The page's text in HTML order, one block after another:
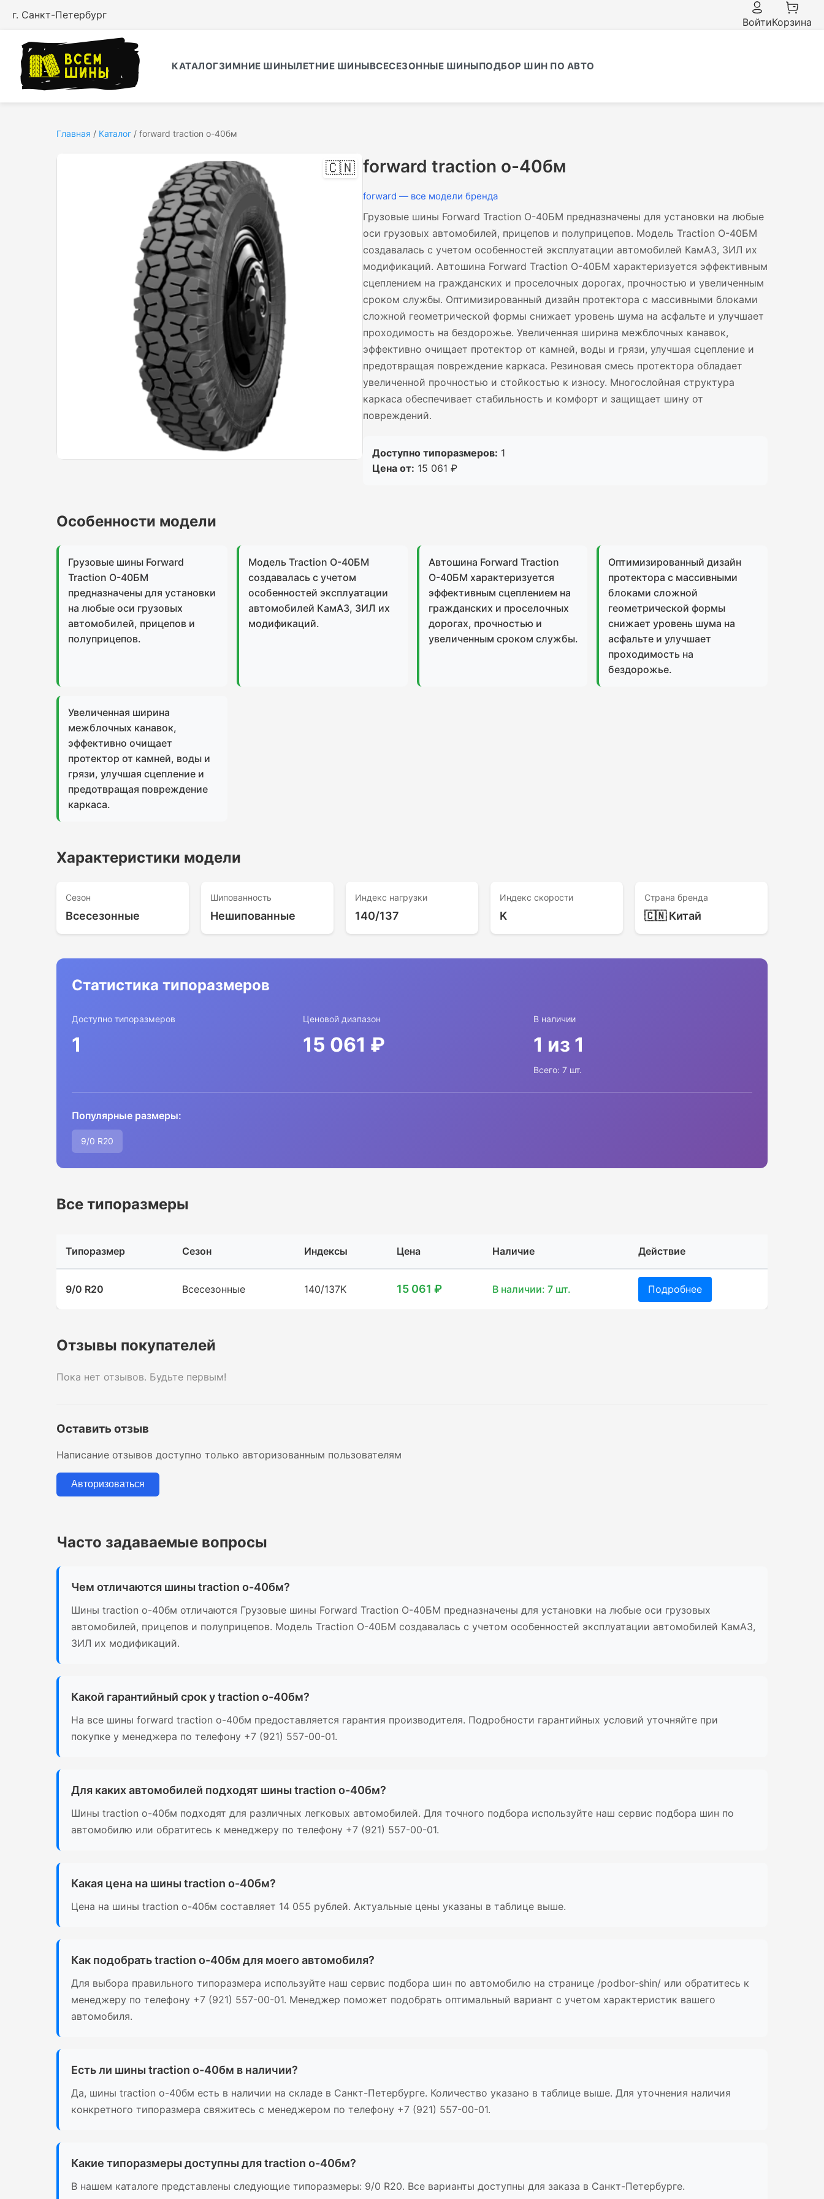
г. Санкт-Петербург
ВойтиКорзина
КАТАЛОГЗИМНИЕ ШИНЫЛЕТНИЕ ШИНЫВСЕСЕЗОННЫЕ ШИНЫПОДБОР ШИН ПО АВТО
Главная / Каталог / forward traction о-40бм
🇨🇳 forward traction о-40бм
forward — все модели бренда
Грузовые шины Forward Traction О-40БМ предназначены для установки на любые
оси грузовых автомобилей, прицепов и полуприцепов. Модель Traction О-40БМ
создавалась с учетом особенностей эксплуатации автомобилей КамАЗ, ЗИЛ их
модификаций. Автошина Forward Traction О-40БМ характеризуется эффективным
сцеплением на гражданских и проселочных дорогах, прочностью и увеличенным
сроком службы. Оптимизированный дизайн протектора с массивными блоками
сложной геометрической формы снижает уровень шума на асфальте и улучшает
проходимость на бездорожье. Увеличенная ширина межблочных канавок,
эффективно очищает протектор от камней, воды и грязи, улучшая сцепление и
предотвращая повреждение каркаса. Резиновая смесь протектора обладает
увеличенной прочностью и стойкостью к износу. Многослойная структура
каркаса обеспечивает стабильность и комфорт и защищает шину от
повреждений.
Доступно типоразмеров: 1
Цена от: 15 061 ₽
Особенности модели
Грузовые шины Forward
Traction О-40БМ
предназначены для установки
на любые оси грузовых
автомобилей, прицепов и
полуприцепов.
Модель Traction О-40БМ
создавалась с учетом
особенностей эксплуатации
автомобилей КамАЗ, ЗИЛ их
модификаций.
Автошина Forward Traction
О-40БМ характеризуется
эффективным сцеплением на
гражданских и проселочных
дорогах, прочностью и
увеличенным сроком службы.
Оптимизированный дизайн
протектора с массивными
блоками сложной
геометрической формы
снижает уровень шума на
асфальте и улучшает
проходимость на
бездорожье.
Увеличенная ширина
межблочных канавок,
эффективно очищает
протектор от камней, воды и
грязи, улучшая сцепление и
предотвращая повреждение
каркаса.
Характеристики модели
Сезон
Всесезонные
Шипованность
Нешипованные
Индекс нагрузки
140/137
Индекс скорости
K
Страна бренда
🇨🇳 Китай
Статистика типоразмеров
Доступно типоразмеров
1
Ценовой диапазон
15 061 ₽
В наличии
1 из 1
Всего: 7 шт.
Популярные размеры:
9/0 R20
Все типоразмеры
Типоразмер Сезон Индексы Цена Наличие Действие
9/0 R20 Всесезонные 140/137K 15 061 ₽ В наличии: 7 шт. Подробнее
Отзывы покупателей
Пока нет отзывов. Будьте первым!
Оставить отзыв
Написание отзывов доступно только авторизованным пользователям
Авторизоваться
Часто задаваемые вопросы
Чем отличаются шины traction о-40бм?
Шины traction о-40бм отличаются Грузовые шины Forward Traction О-40БМ предназначены для установки на любые оси грузовых
автомобилей, прицепов и полуприцепов. Модель Traction О-40БМ создавалась с учетом особенностей эксплуатации автомобилей КамАЗ,
ЗИЛ их модификаций.
Какой гарантийный срок у traction о-40бм?
На все шины forward traction о-40бм предоставляется гарантия производителя. Подробности гарантийных условий уточняйте при
покупке у менеджера по телефону +7 (921) 557-00-01.
Для каких автомобилей подходят шины traction о-40бм?
Шины traction о-40бм подходят для различных легковых автомобилей. Для точного подбора используйте наш сервис подбора шин по
автомобилю или обратитесь к менеджеру по телефону +7 (921) 557-00-01.
Какая цена на шины traction о-40бм?
Цена на шины traction о-40бм составляет 14 055 рублей. Актуальные цены указаны в таблице выше.
Как подобрать traction о-40бм для моего автомобиля?
Для выбора правильного типоразмера используйте наш сервис подбора шин по автомобилю на странице /podbor-shin/ или обратитесь к
менеджеру по телефону +7 (921) 557-00-01. Менеджер поможет подобрать оптимальный вариант с учетом характеристик вашего
автомобиля.
Есть ли шины traction о-40бм в наличии?
Да, шины traction о-40бм есть в наличии на складе в Санкт-Петербурге. Количество указано в таблице выше. Для уточнения наличия
конкретного типоразмера свяжитесь с менеджером по телефону +7 (921) 557-00-01.
Какие типоразмеры доступны для traction о-40бм?
В нашем каталоге представлены следующие типоразмеры: 9/0 R20. Все варианты доступны для заказа в Санкт-Петербурге.